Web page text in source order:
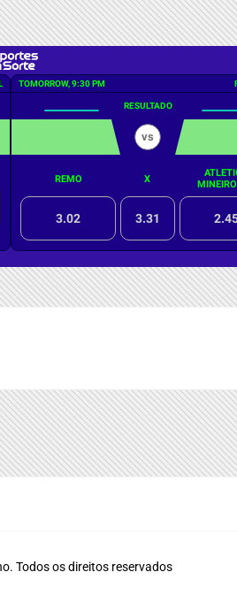
Todos os direitos reservados